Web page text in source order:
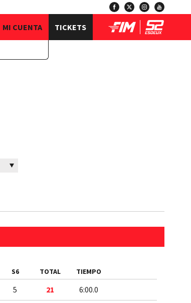
MI CUENTA TICKETS
S6 TOTAL TIEMPO
5 21 6:00.0